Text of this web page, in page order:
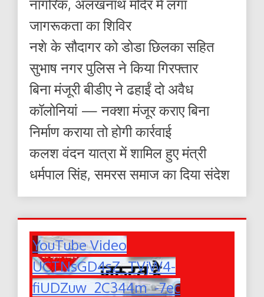
जागरूकता का शिविर
नशे के सौदागर को डोडा छिलका सहित
सुभाष नगर पुलिस ने किया गिरफ्तार
बिना मंजूरी बीडीए ने ढहाईं दो अवैध
कॉलोनियां — नक्शा मंजूर कराए बिना
निर्माण कराया तो होगी कार्रवाई
कलश वंदन यात्रा में शामिल हुए मंत्री
धर्मपाल सिंह, समरस समाज का दिया संदेश
YouTube Video
UCTNsGD4sZ_TVjW4-
fiUDZuw_2C344m_-7ec